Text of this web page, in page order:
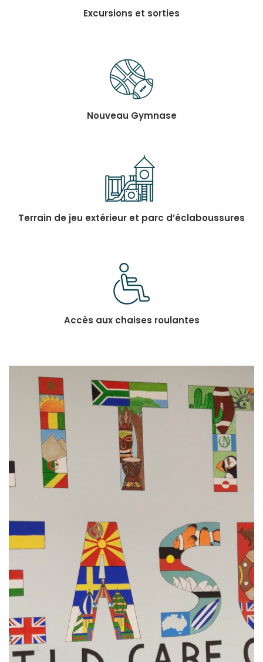
Excursions et sorties
Nouveau Gymnase
Terrain de jeu extérieur et parc d’éclaboussures
Accès aux chaises roulantes